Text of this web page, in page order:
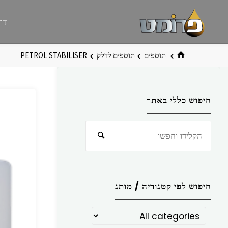
בית תוספים תוספים לדלק PETROL STABILISER
חיפוש כללי באתר
חיפוש
חיפוש לפי קטגוריה / מותג